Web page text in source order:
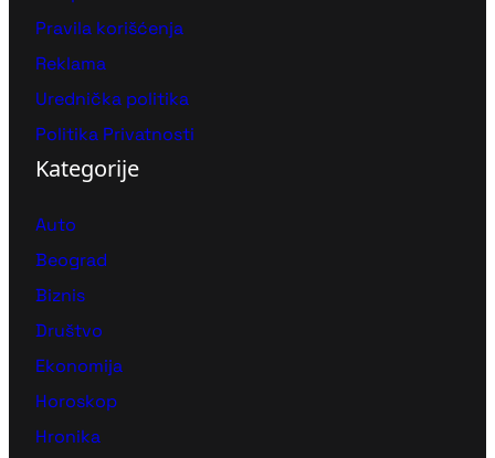
Pravila korišćenja
Reklama
Urednička politika
Politika Privatnosti
Kategorije
Auto
Beograd
Biznis
Društvo
Ekonomija
Horoskop
Hronika